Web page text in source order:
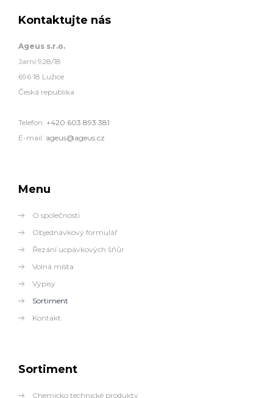
Kontaktujte nás
Ageus s.r.o.
Jarní 928/18
696 18 Lužice
Česká republika
Telefon: +420 603 893 381
E-mail: ageus@ageus.cz
Menu
O společnosti
Objednávkový formulář
Řezání ucpávkových šňůr
Volná místa
Výpisy
Sortiment
Kontakt
Sortiment
Chemicko technické produkty